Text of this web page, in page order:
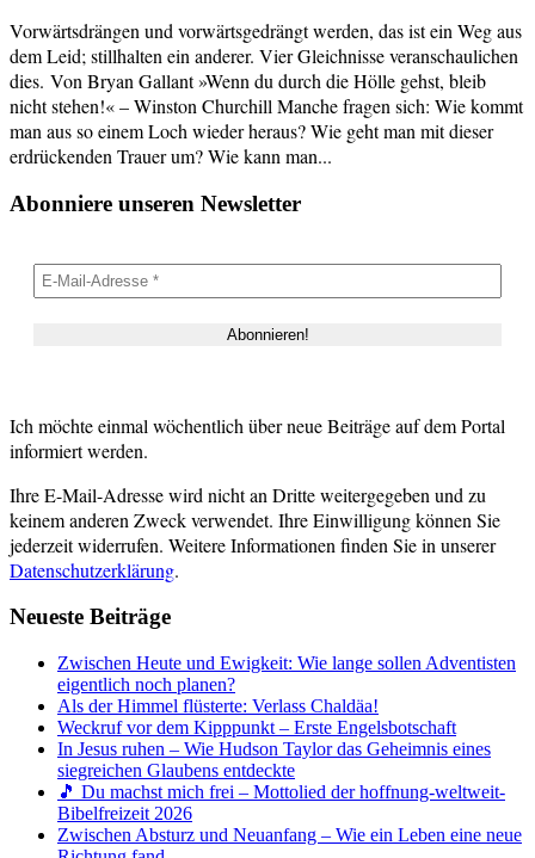
Vorwärtsdrängen und vorwärtsgedrängt werden, das ist ein Weg aus
dem Leid; stillhalten ein anderer. Vier Gleichnisse veranschaulichen
dies. Von Bryan Gallant »Wenn du durch die Hölle gehst, bleib
nicht stehen!« – Winston Churchill Manche fragen sich: Wie kommt
man aus so einem Loch wieder heraus? Wie geht man mit dieser
erdrückenden Trauer um? Wie kann man...
Abonniere unseren Newsletter
Ich möchte einmal wöchentlich über neue Beiträge auf dem Portal
informiert werden.
Ihre E-Mail-Adresse wird nicht an Dritte weitergegeben und zu
keinem anderen Zweck verwendet. Ihre Einwilligung können Sie
jederzeit widerrufen. Weitere Informationen finden Sie in unserer
Datenschutzerklärung.
Neueste Beiträge
Zwischen Heute und Ewigkeit: Wie lange sollen Adventisten
eigentlich noch planen?
Als der Himmel flüsterte: Verlass Chaldäa!
Weckruf vor dem Kipppunkt – Erste Engelsbotschaft
In Jesus ruhen – Wie Hudson Taylor das Geheimnis eines
siegreichen Glaubens entdeckte
🎵 Du machst mich frei – Mottolied der hoffnung-weltweit-
Bibelfreizeit 2026
Zwischen Absturz und Neuanfang – Wie ein Leben eine neue